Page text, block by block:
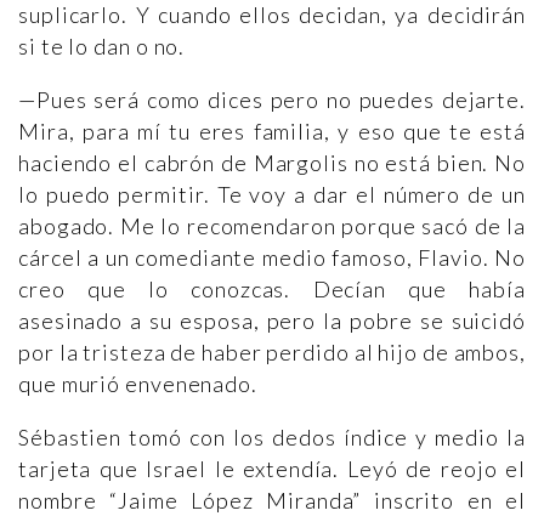
suplicarlo. Y cuando ellos decidan, ya decidirán
si te lo dan o no.
—Pues será como dices pero no puedes dejarte.
Mira, para mí tu eres familia, y eso que te está
haciendo el cabrón de Margolis no está bien. No
lo puedo permitir. Te voy a dar el número de un
abogado. Me lo recomendaron porque sacó de la
cárcel a un comediante medio famoso, Flavio. No
creo que lo conozcas. Decían que había
asesinado a su esposa, pero la pobre se suicidó
por la tristeza de haber perdido al hijo de ambos,
que murió envenenado.
Sébastien tomó con los dedos índice y medio la
tarjeta que Israel le extendía. Leyó de reojo el
nombre “Jaime López Miranda” inscrito en el